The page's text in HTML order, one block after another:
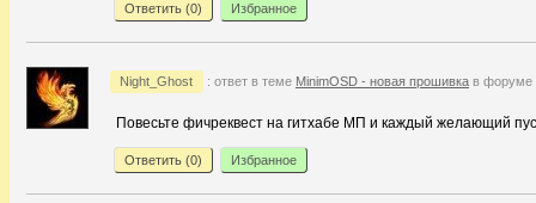
Ответить (0) Избранное
Night_Ghost : ответ в теме MinimOSD - новая прошивка в форуме
Повесьте фичреквест на гитхабе МП и каждый желающий
Ответить (0) Избранное